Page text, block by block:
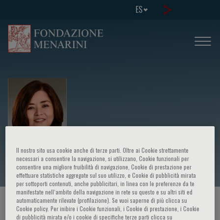
ES
Maria Dolma Gudez-Santos
HOME PAGE / CURSOS Y EVENTOS / ORADOR
Il nostro sito usa cookie anche di terze parti. Oltre ai Cookie strettamente
necessari a consentire la navigazione, si utilizzano, Cookie funzionali per
consentire una migliore fruibilità di navigazione, Cookie di prestazione per
effettuare statistiche aggregate sul suo utilizzo, e Cookie di pubblicità mirata
per sottoporti contenuti, anche pubblicitari, in linea con le preferenze da te
manifestate nell‘ambito della navigazione in rete su questo e su altri siti ed
automaticamente rilevate (profilazione). Se vuoi saperne di più clicca su
Cookie policy. Per inibire i Cookie funzionali, i Cookie di prestazione, i Cookie
di pubblicità mirata e/o i cookie di specifiche terze parti clicca su